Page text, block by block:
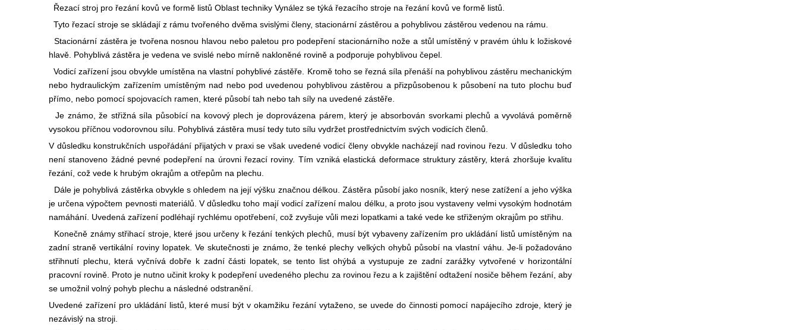
Řezací stroj pro řezání kovů ve formě listů Oblast techniky Vynález se týká řezacího stroje na řezání kovů ve formě listů.
Tyto řezací stroje se skládají z rámu tvořeného dvěma svislými členy, stacionární zástěrou a pohyblivou zástěrou vedenou na rámu.
Stacionární zástěra je tvořena nosnou hlavou nebo paletou pro podepření stacionárního nože a stůl umístěný v pravém úhlu k ložiskové
hlavě. Pohyblivá zástěra je vedena ve svislé nebo mírně nakloněné rovině a podporuje pohyblivou čepel.
Vodicí zařízení jsou obvykle umístěna na vlastní pohyblivé zástěře. Kromě toho se řezná síla přenáší na pohyblivou zástěru mechanickým
nebo hydraulickým zařízením umístěným nad nebo pod uvedenou pohyblivou zástěrou a přizpůsobenou k působení na tuto plochu buď
přímo, nebo pomocí spojovacích ramen, které působí tah nebo tah síly na uvedené zástěře.
Je známo, že střižná síla působící na kovový plech je doprovázena párem, který je absorbován svorkami plechů a vyvolává poměrně
vysokou příčnou vodorovnou sílu. Pohyblivá zástěra musí tedy tuto sílu vydržet prostřednictvím svých vodicích členů.
V důsledku konstrukčních uspořádání přijatých v praxi se však uvedené vodicí členy obvykle nacházejí nad rovinou řezu. V důsledku toho
není stanoveno žádné pevné podepření na úrovni řezací roviny. Tím vzniká elastická deformace struktury zástěry, která zhoršuje kvalitu
řezání, což vede k hrubým okrajům a otřepům na plechu.
Dále je pohyblivá zástěrka obvykle s ohledem na její výšku značnou délkou. Zástěra působí jako nosník, který nese zatížení a jeho výška
je určena výpočtem pevnosti materiálů. V důsledku toho mají vodicí zařízení malou délku, a proto jsou vystaveny velmi vysokým hodnotám
namáhání. Uvedená zařízení podléhají rychlému opotřebení, což zvyšuje vůli mezi lopatkami a také vede ke střiženým okrajům po střihu.
Konečně známy střihací stroje, které jsou určeny k řezání tenkých plechů, musí být vybaveny zařízením pro ukládání listů umístěným na
zadní straně vertikální roviny lopatek. Ve skutečnosti je známo, že tenké plechy velkých ohybů působí na vlastní váhu. Je-li požadováno
střihnutí plechu, která vyčnívá dobře k zadní části lopatek, se tento list ohýbá a vystupuje ze zadní zarážky vytvořené v horizontální
pracovní rovině. Proto je nutno učinit kroky k podepření uvedeného plechu za rovinou řezu a k zajištění odtažení nosiče během řezání, aby
se umožnil volný pohyb plechu a následné odstranění.
Uvedené zařízení pro ukládání listů, které musí být v okamžiku řezání vytaženo, se uvede do činnosti pomocí napájecího zdroje, který je
nezávislý na stroji.